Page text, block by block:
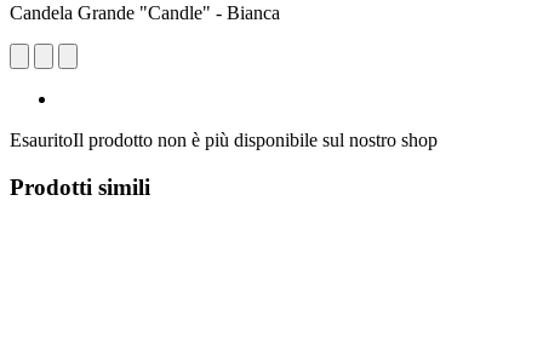
Candela Grande "Candle" - Bianca
EsauritoIl prodotto non è più disponibile sul nostro shop
Prodotti simili